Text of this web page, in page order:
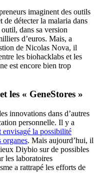
imaginent des outils
de détecter la malaria dans
dans sa version
d’euros. Mais, a
de Nicolas Nova, il
les biohacklabs et les
est encore bien trop
les « GeneStores »
innovations dans d’autres
personnelle. Il y a
envisagé la possibilité
organes. Mais aujourd’hui, il
Diybio sur de possibles
les laboratoires
a rattrapé les efforts de